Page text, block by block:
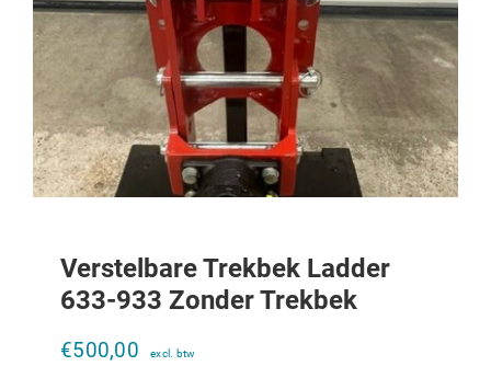
Verstelbare Trekbek Ladder
633-933 Zonder Trekbek
€500,00
Verstelbare trekbek Ladder 956XL-